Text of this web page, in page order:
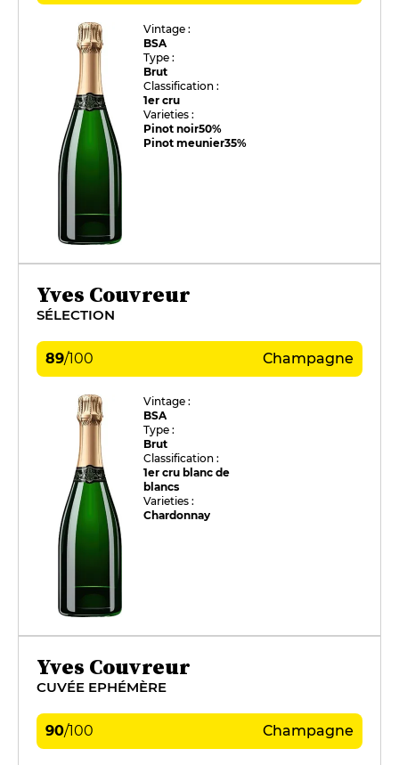
Vintage :
BSA
Type :
Brut
Classification :
1er cru
Varieties :
Pinot noir50%
Pinot meunier35%
Yves Couvreur
SÉLECTION
89/100 Champagne
Vintage :
BSA
Type :
Brut
Classification :
1er cru blanc de
blancs
Varieties :
Chardonnay
Yves Couvreur
CUVÉE EPHÉMÈRE
90/100 Champagne